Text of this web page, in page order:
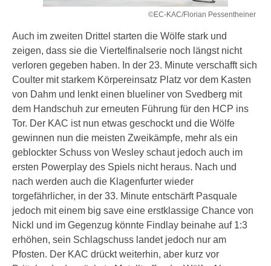
©EC-KAC/Florian Pessentheiner
Auch im zweiten Drittel starten die Wölfe stark und
zeigen, dass sie die Viertelfinalserie noch längst nicht
verloren gegeben haben. In der 23. Minute verschafft sich
Coulter mit starkem Körpereinsatz Platz vor dem Kasten
von Dahm und lenkt einen blueliner von Svedberg mit
dem Handschuh zur erneuten Führung für den HCP ins
Tor. Der KAC ist nun etwas geschockt und die Wölfe
gewinnen nun die meisten Zweikämpfe, mehr als ein
geblockter Schuss von Wesley schaut jedoch auch im
ersten Powerplay des Spiels nicht heraus. Nach und
nach werden auch die Klagenfurter wieder
torgefährlicher, in der 33. Minute entschärft Pasquale
jedoch mit einem big save eine erstklassige Chance von
Nickl und im Gegenzug könnte Findlay beinahe auf 1:3
erhöhen, sein Schlagschuss landet jedoch nur am
Pfosten. Der KAC drückt weiterhin, aber kurz vor